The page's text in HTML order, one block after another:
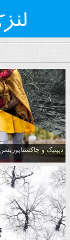
دیپتیک و